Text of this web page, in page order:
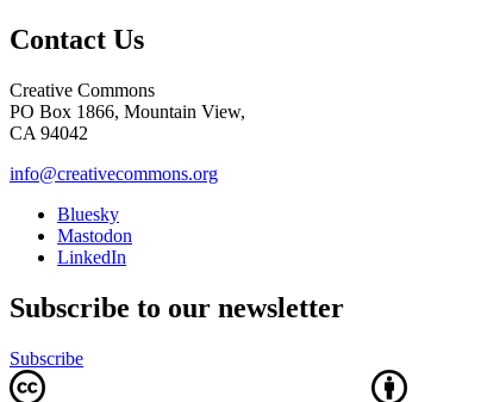
Contact Us
Creative Commons
PO Box 1866, Mountain View,
CA 94042
info@creativecommons.org
Bluesky
Mastodon
LinkedIn
Subscribe to our newsletter
Subscribe